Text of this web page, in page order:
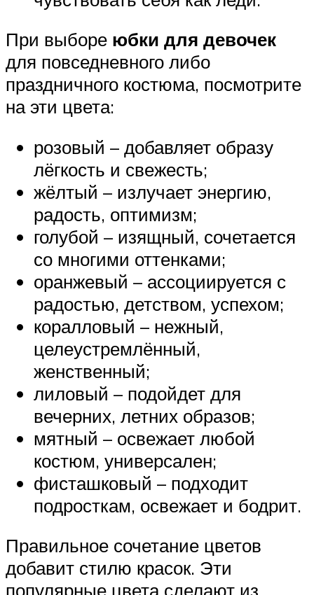
При выборе юбки для девочек
для повседневного либо
праздничного костюма, посмотрите
на эти цвета:
розовый – добавляет образу
лёгкость и свежесть;
жёлтый – излучает энергию,
радость, оптимизм;
голубой – изящный, сочетается
со многими оттенками;
оранжевый – ассоциируется с
радостью, детством, успехом;
коралловый – нежный,
целеустремлённый,
женственный;
лиловый – подойдет для
вечерних, летних образов;
мятный – освежает любой
костюм, универсален;
фисташковый – подходит
подросткам, освежает и бодрит.
Правильное сочетание цветов
добавит стилю красок. Эти
популярные цвета сделают из